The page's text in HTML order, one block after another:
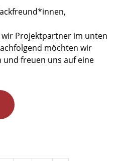
Projektpartner im unten
möchten wir
und freuen uns auf eine